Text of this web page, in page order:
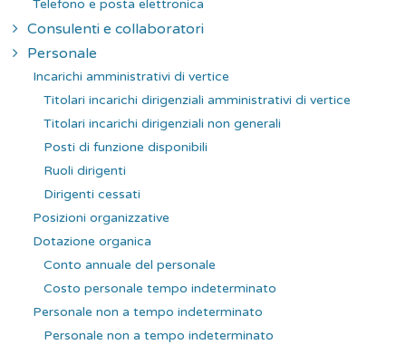
Telefono e posta elettronica
Consulenti e collaboratori
Personale
Incarichi amministrativi di vertice
Titolari incarichi dirigenziali amministrativi di vertice
Titolari incarichi dirigenziali non generali
Posti di funzione disponibili
Ruoli dirigenti
Dirigenti cessati
Posizioni organizzative
Dotazione organica
Conto annuale del personale
Costo personale tempo indeterminato
Personale non a tempo indeterminato
Personale non a tempo indeterminato